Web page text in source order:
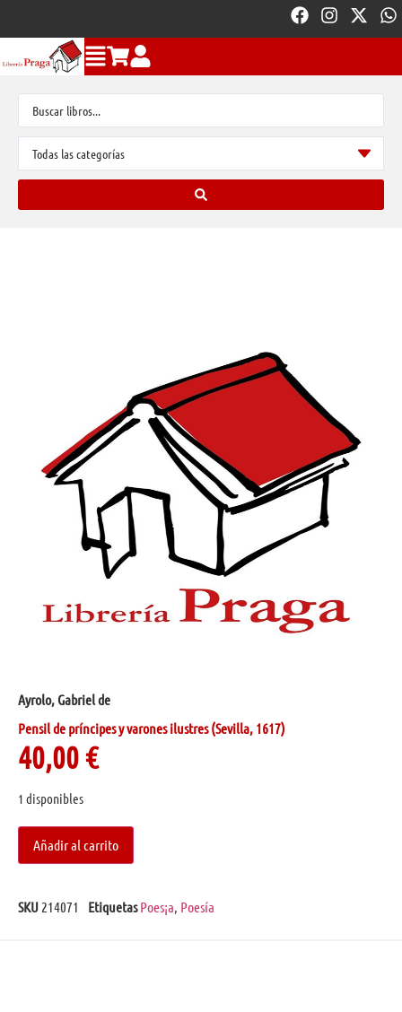
Ayrolo, Gabriel de
Pensil de príncipes y varones ilustres (Sevilla, 1617)
40,00€
1 disponibles
Añadir al carrito
SKU 214071 Etiquetas Poes¡a, Poesía